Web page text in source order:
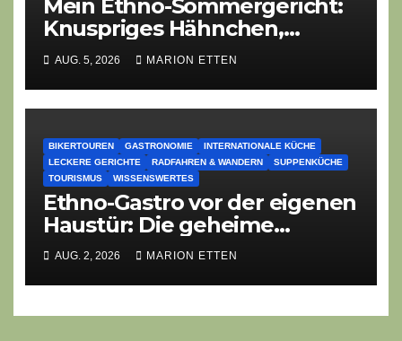
Mein Ethno-Sommergericht:
Knuspriges Hähnchen,
Lauch-Rührei, Salat
AUG. 5, 2026 MARION ETTEN
BIKERTOUREN GASTRONOMIE
INTERNATIONALE KÜCHE
LECKERE GERICHTE
RADFAHREN & WANDERN
SUPPENKÜCHE
TOURISMUS
WISSENSWERTES
Ethno-Gastro vor der eigenen
Haustür: Die geheime
kulinarische DNA des
Gasthofs „Zur Eiche“
AUG. 2, 2026 MARION ETTEN